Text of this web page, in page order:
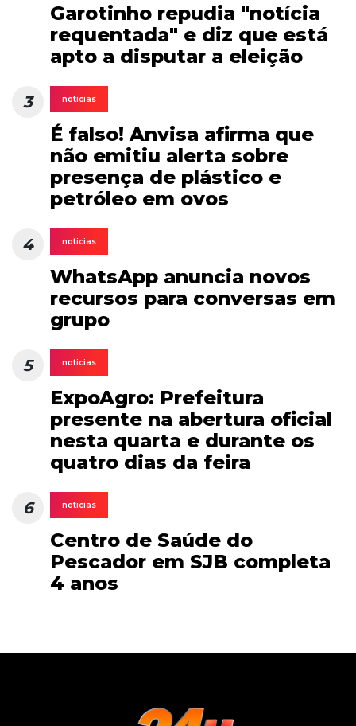
Garotinho repudia "notícia
requentada" e diz que está
apto a disputar a eleição
3 noticias
É falso! Anvisa afirma que
não emitiu alerta sobre
presença de plástico e
petróleo em ovos
4 noticias
WhatsApp anuncia novos
recursos para conversas em
grupo
5 noticias
ExpoAgro: Prefeitura
presente na abertura oficial
nesta quarta e durante os
quatro dias da feira
6 noticias
Centro de Saúde do
Pescador em SJB completa
4 anos